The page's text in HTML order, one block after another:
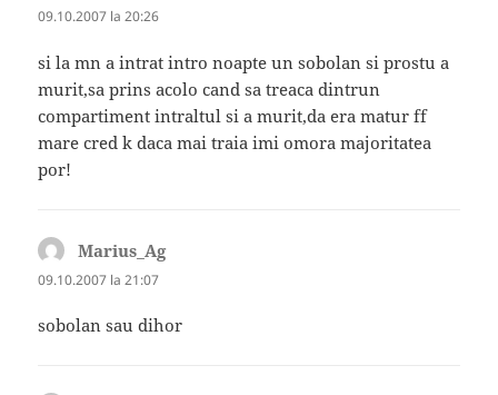
09.10.2007 la 20:26
si la mn a intrat intro noapte un sobolan si prostu a
murit,sa prins acolo cand sa treaca dintrun
compartiment intraltul si a murit,da era matur ff
mare cred k daca mai traia imi omora majoritatea
por!
Marius_Agspune:
09.10.2007 la 21:07
sobolan sau dihor